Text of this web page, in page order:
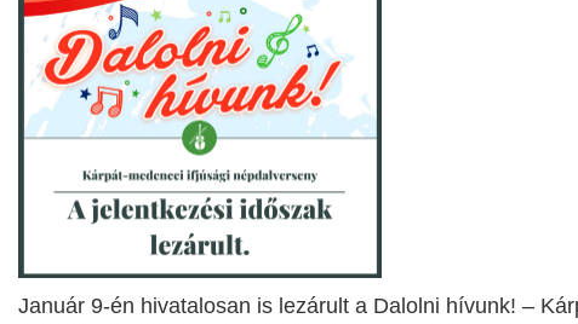
Január 9-én hivatalosan is lezárult a Dalolni hívunk! –